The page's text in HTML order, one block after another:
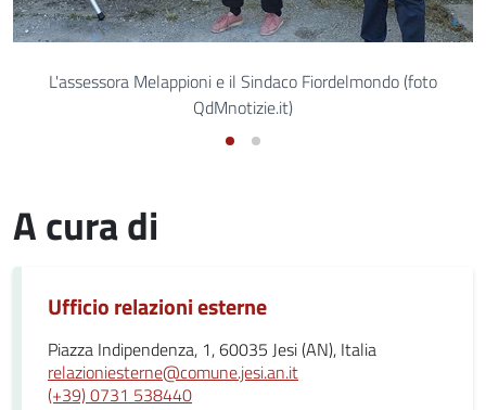
L'assessora Melappioni e il Sindaco Fiordelmondo (foto
QdMnotizie.it)
A cura di
Ufficio relazioni esterne
Piazza Indipendenza, 1, 60035 Jesi (AN), Italia
relazioniesterne@comune.jesi.an.it
(+39) 0731 538440